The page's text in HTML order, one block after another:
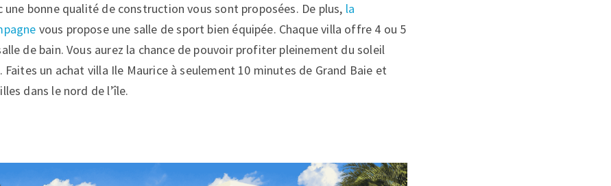
une bonne qualité de construction vous sont proposées. De plus, la
vous propose une salle de sport bien équipée. Chaque villa offre 4 ou 5
de bain. Vous aurez la chance de pouvoir profiter pleinement du soleil
Faites un achat villa Ile Maurice à seulement 10 minutes de Grand Baie et
dans le nord de l’île.